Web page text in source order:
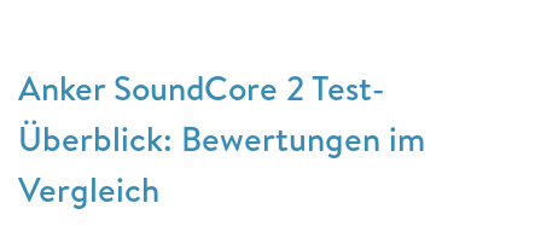
Anker SoundCore 2 Test-
Überblick: Bewertungen im
Vergleich